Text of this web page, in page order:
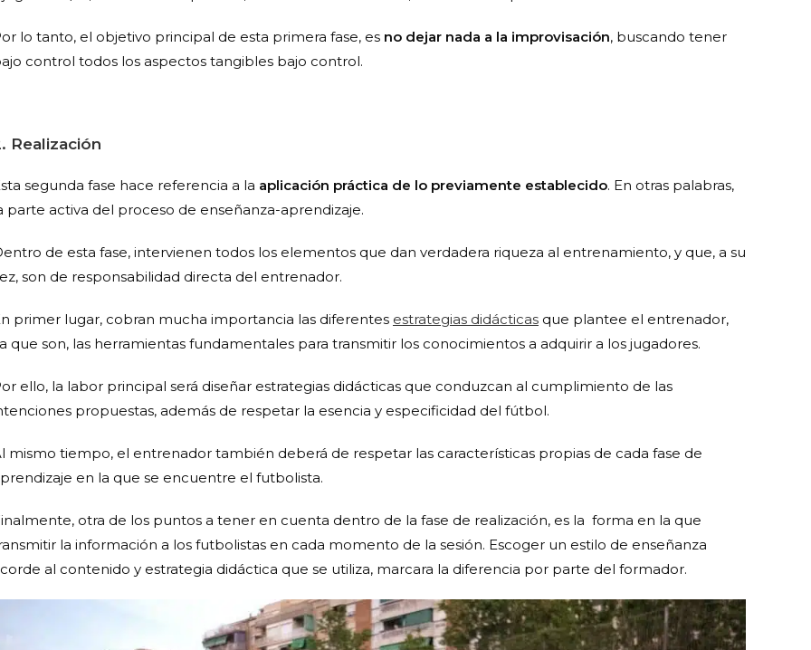
lo tanto, el objetivo principal de esta primera fase, es no dejar nada a la improvisación, buscando tener
control todos los aspectos tangibles bajo control.
Realización
segunda fase hace referencia a la aplicación práctica de lo previamente establecido. En otras palabras,
parte activa del proceso de enseñanza-aprendizaje.
de esta fase, intervienen todos los elementos que dan verdadera riqueza al entrenamiento, y que, a su
son de responsabilidad directa del entrenador.
primer lugar, cobran mucha importancia las diferentes estrategias didácticas que plantee el entrenador,
que son, las herramientas fundamentales para transmitir los conocimientos a adquirir a los jugadores.
ello, la labor principal será diseñar estrategias didácticas que conduzcan al cumplimiento de las
propuestas, además de respetar la esencia y especificidad del fútbol.
mismo tiempo, el entrenador también deberá de respetar las características propias de cada fase de
en la que se encuentre el futbolista.
otra de los puntos a tener en cuenta dentro de la fase de realización, es la forma en la que
la información a los futbolistas en cada momento de la sesión. Escoger un estilo de enseñanza
al contenido y estrategia didáctica que se utiliza, marcara la diferencia por parte del formador.